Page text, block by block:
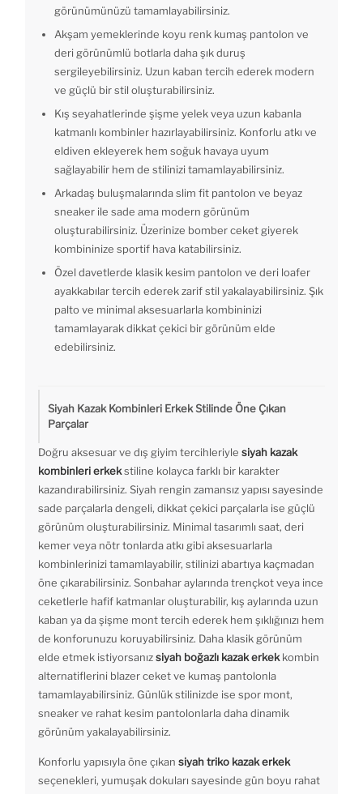
görünümünüzü tamamlayabilirsiniz.
Akşam yemeklerinde koyu renk kumaş pantolon ve
deri görünümlü botlarla daha şık duruş
sergileyebilirsiniz. Uzun kaban tercih ederek modern
ve güçlü bir stil oluşturabilirsiniz.
Kış seyahatlerinde şişme yelek veya uzun kabanla
katmanlı kombinler hazırlayabilirsiniz. Konforlu atkı ve
eldiven ekleyerek hem soğuk havaya uyum
sağlayabilir hem de stilinizi tamamlayabilirsiniz.
Arkadaş buluşmalarında slim fit pantolon ve beyaz
sneaker ile sade ama modern görünüm
oluşturabilirsiniz. Üzerinize bomber ceket giyerek
kombininize sportif hava katabilirsiniz.
Özel davetlerde klasik kesim pantolon ve deri loafer
ayakkabılar tercih ederek zarif stil yakalayabilirsiniz. Şık
palto ve minimal aksesuarlarla kombininizi
tamamlayarak dikkat çekici bir görünüm elde
edebilirsiniz.
Siyah Kazak Kombinleri Erkek Stilinde Öne Çıkan
Parçalar
Doğru aksesuar ve dış giyim tercihleriyle siyah kazak
kombinleri erkekstiline kolayca farklı bir karakter
kazandırabilirsiniz. Siyah rengin zamansız yapısı sayesinde
sade parçalarla dengeli, dikkat çekici parçalarla ise güçlü
görünüm oluşturabilirsiniz. Minimal tasarımlı saat, deri
kemer veya nötr tonlarda atkı gibi aksesuarlarla
kombinlerinizi tamamlayabilir, stilinizi abartıya kaçmadan
öne çıkarabilirsiniz. Sonbahar aylarında trençkot veya ince
ceketlerle hafif katmanlar oluşturabilir, kış aylarında uzun
kaban ya da şişme mont tercih ederek hem şıklığınızı hem
de konforunuzu koruyabilirsiniz. Daha klasik görünüm
elde etmek istiyorsanızsiyah boğazlı kazak erkekkombin
alternatiflerini blazer ceket ve kumaş pantolonla
tamamlayabilirsiniz. Günlük stilinizde ise spor mont,
sneaker ve rahat kesim pantolonlarla daha dinamik
görünüm yakalayabilirsiniz.
Konforlu yapısıyla öne çıkan siyah triko kazak erkek
seçenekleri, yumuşak dokuları sayesinde gün boyu rahat